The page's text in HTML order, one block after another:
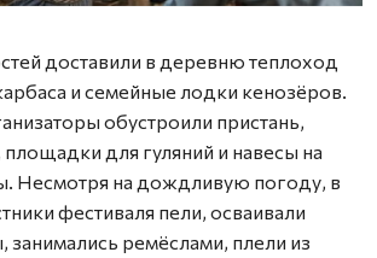
доставили в деревню теплоход
и семейные лодки кенозёров.
обустроили пристань,
для гуляний и навесы на
Несмотря на дождливую погоду, в
фестиваля пели, осваивали
занимались ремёслами, плели из